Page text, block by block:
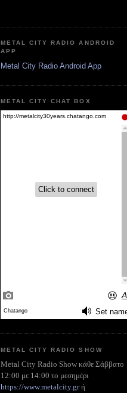
METAL CITY RADIO ANDROID
APP
Metal City Radio Android App
METAL CITY CHAT BOX
METAL CITY RADIO SHOW
Metal City Radio Show κάθε Σάββατο
12:00 με 14:00 το μεσημέρι
https://www.metalcity.grή